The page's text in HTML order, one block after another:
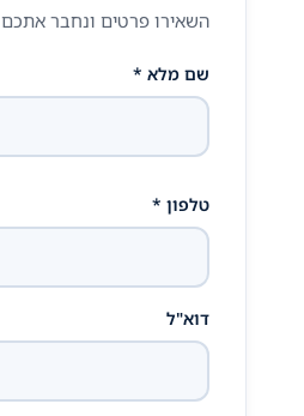
השאירו פרטים ונחבר
שם מלא *
טלפון *
דוא"ל